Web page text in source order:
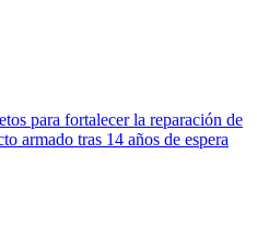
para fortalecer la reparación de
armado tras 14 años de espera